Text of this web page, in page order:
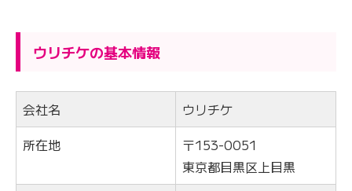
ウリチケの基本情報
会社名
ウリチケ
所在地
〒153-0051
東京都目黒区上目黒